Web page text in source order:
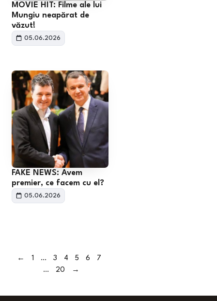
MOVIE HIT: Filme ale lui
Mungiu neapărat de
văzut!
05.06.2026
FAKE NEWS: Avem
premier, ce facem cu el?
05.06.2026
← 1 … 3 4 5 6
7
…
20 →